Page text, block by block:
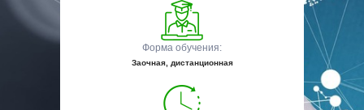
Форма обучения:
Заочная, дистанционная